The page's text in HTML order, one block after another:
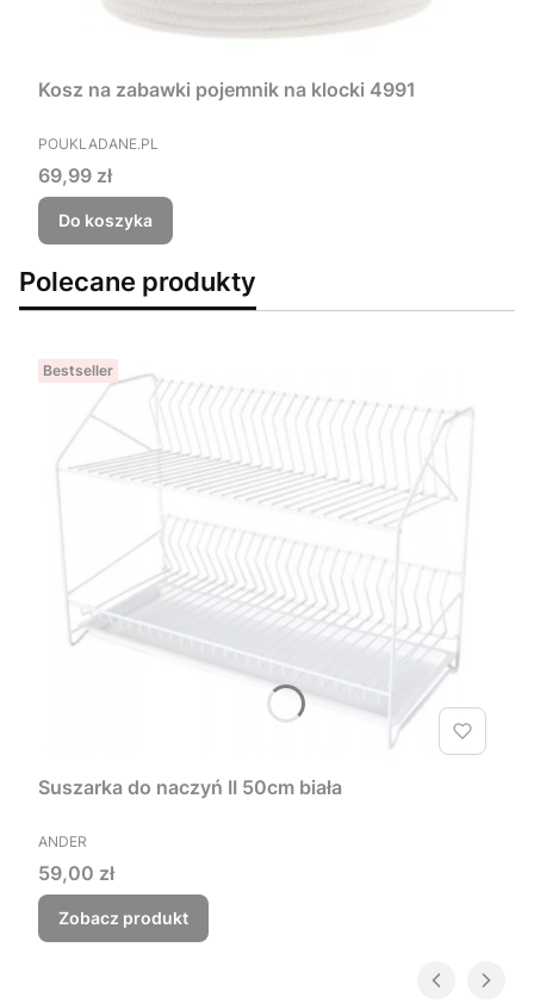
Kosz na zabawki pojemnik na klocki 4991
PRODUCENT
POUKLADANE.PL
Cena
69,99 zł
Do koszyka
Polecane produkty
Bestseller
Suszarka do naczyń II 50cm biała
PRODUCENT
ANDER
Cena
59,00 zł
Zobacz produkt